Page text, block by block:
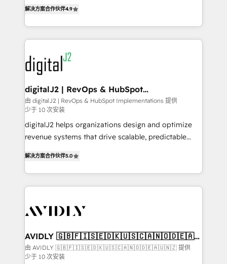
Partner of the Year 💥 Trusted by 2,500+ companies
to help them scale and close more business, by
using HubSpot (the right way). ⭐️ Here's more info:
learn more!
marketing automation, Growth, Revops, CRM et
webdesign. Markentive is both a consulting firm, a
digital agency and an integrator. With over 115
experts in marketing automation, growth, revops,
CRM and webdesign (We focus on EMEA - USA
customers).
解决方案合作伙伴4.9
digitalJ2 | RevOps & HubSpot
Implementations
由 digitalJ2 | RevOps & HubSpot Implementations 提供
少于 10 次安装
digitalJ2 helps organizations design and optimize
revenue systems that drive scalable, predictable
Partner, we specialize in both strategic RevOps
planning and hands-on technical execution - building
the operational foundation companies need to
Healthcare - Financial Services - Managed IT (MSP) -
we help: ✔️ Full HubSpot implementations and portal
optimization ✔️ Data migrations, CRM architecture,
and reporting foundations ✔️ Custom integrations
解决方案合作伙伴5.0
AVIDLY 🇬🇧🇫🇮🇸🇪🇩🇰🇺🇸🇨🇦🇳🇴🇩🇪🇦🇺
🇳🇿
由 AVIDLY 🇬🇧🇫🇮🇸🇪🇩🇰🇺🇸🇨🇦🇳🇴🇩🇪🇦🇺🇳🇿 提供
少于 10 次安装